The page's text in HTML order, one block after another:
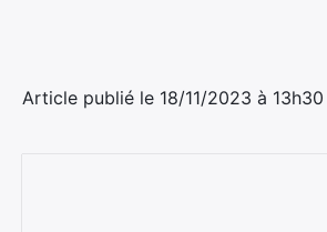
Article publié le 18/11/2023 à 13h30